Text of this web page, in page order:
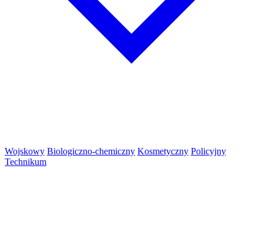
Wojskowy Biologiczno-chemiczny Kosmetyczny Policyjny
Technikum